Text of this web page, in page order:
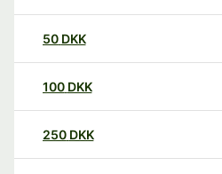
50 DKK
100 DKK
250 DKK